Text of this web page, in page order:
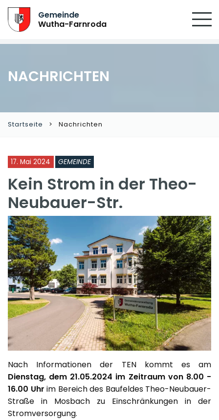
Gemeinde
Wutha-Farnroda
NACHRICHTEN
Startseite Nachrichten
17. Mai 2024 GEMEINDE
Kein Strom in der Theo-
Neubauer-Str.
Nach Informationen der TEN kommt es am
Dienstag, dem 21.05.2024 im Zeitraum von 8.00 -
16.00 Uhr im Bereich des Baufeldes Theo-Neubauer-
Straße in Mosbach zu Einschränkungen in der
Stromversorgung.